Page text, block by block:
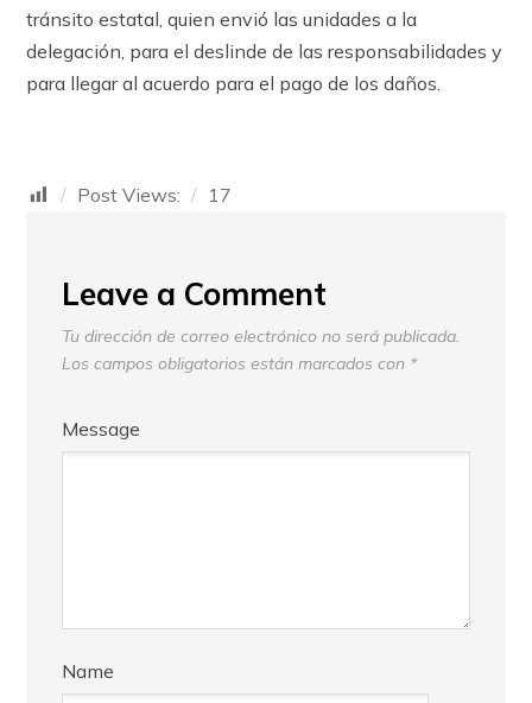
tránsito estatal, quien envió las unidades a la
delegación, para el deslinde de las responsabilidades y
para llegar al acuerdo para el pago de los daños.
Post Views: 17
Leave a Comment
Tu dirección de correo electrónico no será publicada.
Los campos obligatorios están marcados con *
Message
Name